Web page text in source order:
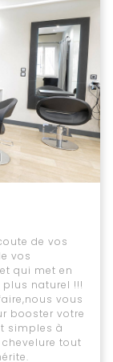
de vos
vos
qui met en
naturel !!!
vous
booster votre
simples à
tout